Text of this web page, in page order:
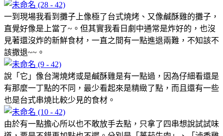
一到現場我看到攤子上像極了台式燒烤、又像鹹酥雞的攤子，
直覺好像是上當了~。但其實我看日劇中通常是炸好的，也沒
見著還沒炸的新鮮食材，一直之間有一點進退兩難，不知該不
該撒退~~。
說「它」像台灣燒烤或是鹹酥雞是有一點過，因為仔細看還是
有那麼一丁點的不同，最少看起來是精緻了點，而且還有一些
也是台式串燒比較少見的食材。
由於有一點擔心所以也不敢放手去點，只拿了四串想說試試味